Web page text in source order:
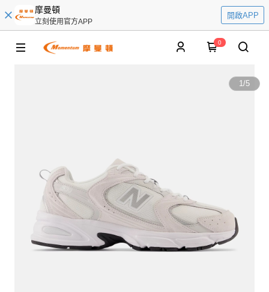
摩曼頓
立刻使用官方APP
開啟APP
0
1/5